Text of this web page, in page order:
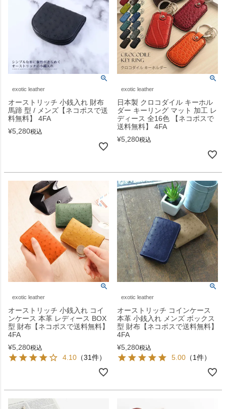
exotic leather
オーストリッチ 小銭入れ 財布
馬蹄 型 / メンズ【ネコポスで送
料無料】 4FA
¥5,280税込
exotic leather
日本製 クロコダイル キーホル
ダー キーリング マット 加工 レ
ディース 全16色 【ネコポスで
送料無料】 4FA
¥5,280税込
exotic leather
オーストリッチ 小銭入れ コイ
ンケース 本革 レディース BOX
型 財布【ネコポスで送料無料】
4FA
¥5,280税込
4.10 （31件）
exotic leather
オーストリッチ コインケース
本革 小銭入れ メンズ ボックス
型 財布【ネコポスで送料無料】
4FA
¥5,280税込
5.00 （1件）